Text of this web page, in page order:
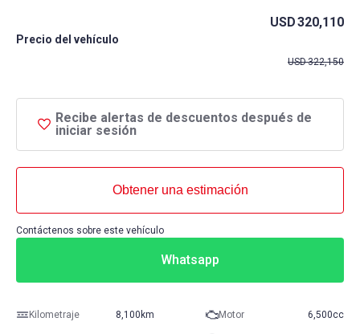
Precio del vehículo
USD320,110
USD322,150
Recibe alertas de descuentos después de
iniciar sesión
Obtener una estimación
Contáctenos sobre este vehículo
Whatsapp
Kilometraje 8,100km Motor 6,500cc